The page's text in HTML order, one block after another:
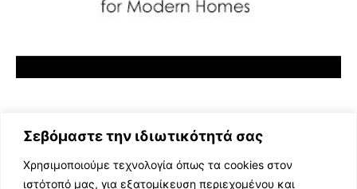
Σεβόμαστε την ιδιωτικότητά σας
Χρησιμοποιούμε τεχνολογία όπως τα cookies στον
ιστότοπό μας, για εξατομίκευση περιεχομένου και